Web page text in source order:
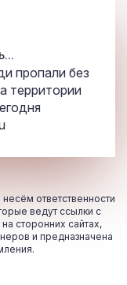
пропали без
территории
ответственности
ведут ссылки с
сторонних сайтах,
и предназначена